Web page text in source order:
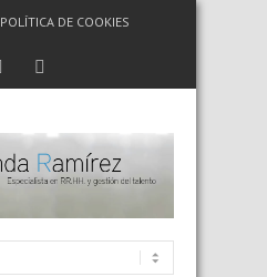
POLÍTICA DE COOKIES